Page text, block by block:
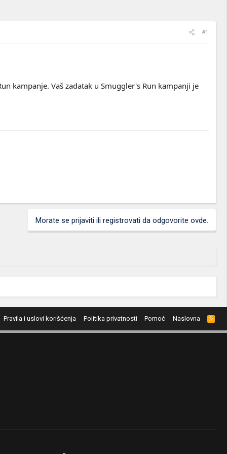
#1
kampanje. Vaš zadatak u Smuggler's Run kampanji je
Morate se prijaviti ili registrovati da odgovorite ovde.
Pravila i uslovi korišćenja Politika privatnosti Pomoć Naslovna
R
S
S